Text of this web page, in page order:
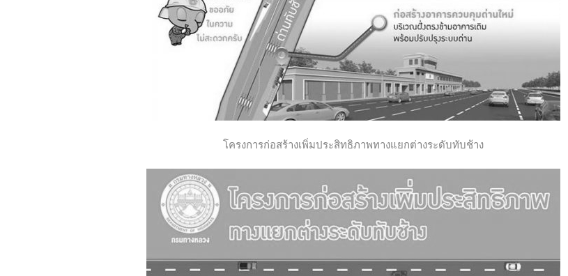
โครงการก่อสร้างเพิ่มประสิทธิภาพทางแยกต่างระดับทับช้าง